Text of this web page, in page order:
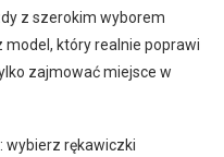
z szerokim wyborem
który realnie poprawi
zajmować miejsce w
wybierz rękawiczki